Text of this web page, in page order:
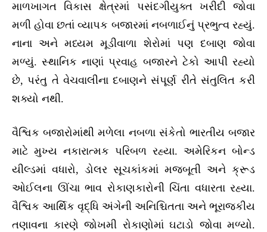
માળખાગત વિકાસ ક્ષેત્રમાં પસંદગીયુક્ત ખરીદી જોવા
મળી હોવા છતાં વ્યાપક બજારમાં નબળાઈનું પ્રભુત્વ રહ્યું.
નાના અને મધ્યમ મૂડીવાળા શેરોમાં પણ દબાણ જોવા
મળ્યું. સ્થાનિક નાણાં પ્રવાહ બજારને ટેકો આપી રહ્યો
છે, પરંતુ તે વેચવાલીના દબાણને સંપૂર્ણ રીતે સંતુલિત કરી
શક્યો નથી.
વૈશ્વિક બજારોમાંથી મળેલા નબળા સંકેતો ભારતીય બજાર
માટે મુખ્ય નકારાત્મક પરિબળ રહ્યા. અમેરિકન બોન્ડ
યીલ્ડમાં વધારો, ડોલર સૂચકાંકમાં મજબૂતી અને ક્રૂડ
ઓઈલના ઊંચા ભાવ રોકાણકારોની ચિંતા વધારતા રહ્યા.
વૈશ્વિક આર્થિક વૃદ્ધિ અંગેની અનિશ્ચિતતા અને ભૂરાજકીય
તણાવના કારણે જોખમી રોકાણોમાં ઘટાડો જોવા મળ્યો.